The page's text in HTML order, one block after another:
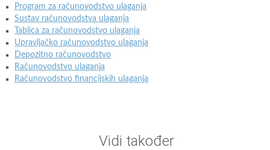
Program za računovodstvo ulaganja
Sustav računovodstva ulaganja
Tablica za računovodstvo ulaganja
Upravljačko računovodstvo ulaganja
Depozitno računovodstvo
Računovodstvo ulaganja
Računovodstvo financijskih ulaganja
Vidi također